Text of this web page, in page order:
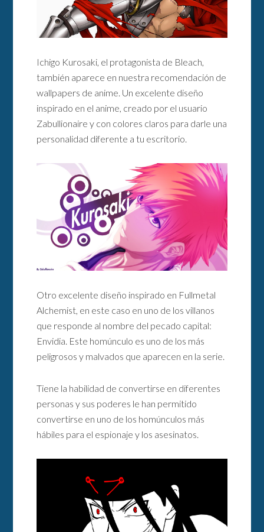
Ichigo Kurosaki, el protagonista de Bleach,
también aparece en nuestra recomendación de
wallpapers de anime. Un excelente diseño
inspirado en el anime, creado por el usuario
Zabullionaire y con colores claros para darle una
personalidad diferente a tu escritorio.
Otro excelente diseño inspirado en Fullmetal
Alchemist, en este caso en uno de los villanos
que responde al nombre del pecado capital:
Envidia. Este homúnculo es uno de los más
peligrosos y malvados que aparecen en la serie.
Tiene la habilidad de convertirse en diferentes
personas y sus poderes le han permitido
convertirse en uno de los homúnculos más
hábiles para el espionaje y los asesinatos.